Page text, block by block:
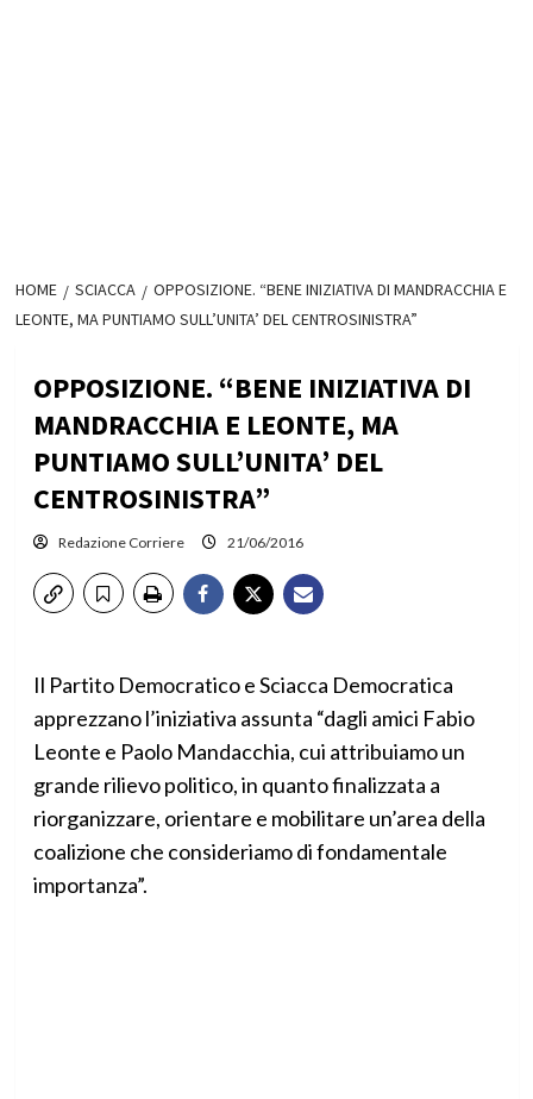
HOME SCIACCA
OPPOSIZIONE. “BENE INIZIATIVA DI MANDRACCHIA E
LEONTE, MA PUNTIAMO SULL’UNITA’ DEL CENTROSINISTRA”
OPPOSIZIONE. “BENE INIZIATIVA DI
MANDRACCHIA E LEONTE, MA
PUNTIAMO SULL’UNITA’ DEL
CENTROSINISTRA”
Redazione Corriere 21/06/2016
Il Partito Democratico e Sciacca Democratica
apprezzano l’iniziativa assunta “dagli amici Fabio
Leonte e Paolo Mandacchia, cui attribuiamo un
grande rilievo politico, in quanto finalizzata a
riorganizzare, orientare e mobilitare un’area della
coalizione che consideriamo di fondamentale
importanza”.